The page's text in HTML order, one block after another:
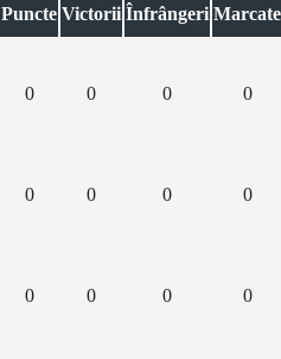
Puncte Victorii Înfrângeri Marcate
0 0 0 0
0 0 0 0
0 0 0 0